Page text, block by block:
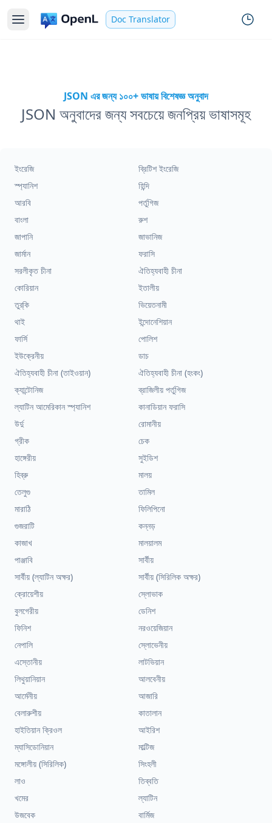
Doc Translator
JSON এর জন্য ১০০+ ভাষায় বিশেষজ্ঞ অনুবাদ
JSON অনুবাদের জন্য সবচেয়ে জনপ্রিয় ভাষাসমূহ
ইংরেজি
ব্রিটিশ ইংরেজি
স্প্যানিশ
হিন্দি
আরবি
পর্তুগিজ
বাংলা
রুশ
জাপানি
জাভানিজ
জার্মান
ফরাসি
সরলীকৃত চীনা
ঐতিহ্যবাহী চীনা
কোরিয়ান
ইতালীয়
তুর্কি
ভিয়েতনামী
থাই
ইন্দোনেশিয়ান
ফার্সি
পোলিশ
ইউক্রেনীয়
ডাচ
ঐতিহ্যবাহী চীনা (তাইওয়ান)
ঐতিহ্যবাহী চীনা (হংকং)
ক্যান্টোনিজ
ব্রাজিলীয় পর্তুগিজ
ল্যাটিন আমেরিকান স্প্যানিশ
কানাডিয়ান ফরাসি
উর্দু
রোমানীয়
গ্রীক
চেক
হাঙ্গেরীয়
সুইডিশ
হিব্রু
মালয়
তেলুগু
তামিল
মারাঠি
ফিলিপিনো
গুজরাটি
কন্নড়
কাজাখ
মালয়ালম
পাঞ্জাবি
সার্বীয়
সার্বীয় (ল্যাটিন অক্ষর)
সার্বীয় (সিরিলিক অক্ষর)
ক্রোয়েশীয়
স্লোভাক
বুলগেরীয়
ডেনিশ
ফিনিশ
নরওয়েজিয়ান
নেপালি
স্লোভেনীয়
এস্তোনীয়
লাটভিয়ান
লিথুয়ানিয়ান
আলবেনীয়
আর্মেনীয়
আজারি
বেলারুশীয়
কাতালান
হাইতিয়ান ক্রিওল
আইরিশ
ম্যাসিডোনিয়ান
মাল্টিজ
মঙ্গোলীয় (সিরিলিক)
সিংহলী
লাও
তিব্বতি
খমের
ল্যাটিন
উজবেক
বার্মিজ